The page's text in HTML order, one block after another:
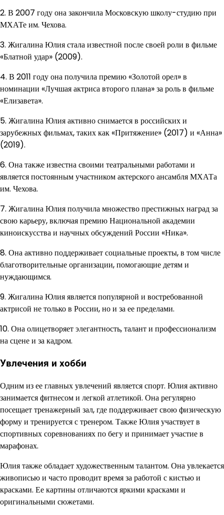
2. В 2007 году она закончила Московскую школу-студию при
МХАТе им. Чехова.
3. Жигалина Юлия стала известной после своей роли в фильме
«Блатной удар» (2009).
4. В 2011 году она получила премию «Золотой орел» в
номинации «Лучшая актриса второго плана» за роль в фильме
«Елизавета».
5. Жигалина Юлия активно снимается в российских и
зарубежных фильмах, таких как «Притяжение» (2017) и «Анна»
(2019).
6. Она также известна своими театральными работами и
является постоянным участником актерского ансамбля МХАТа
им. Чехова.
7. Жигалина Юлия получила множество престижных наград за
свою карьеру, включая премию Национальной академии
киноискусства и научных обсуждений России «Ника».
8. Она активно поддерживает социальные проекты, в том числе
благотворительные организации, помогающие детям и
нуждающимся.
9. Жигалина Юлия является популярной и востребованной
актрисой не только в России, но и за ее пределами.
10. Она олицетворяет элегантность, талант и профессионализм
на сцене и за кадром.
Увлечения и хобби
Одним из ее главных увлечений является спорт. Юлия активно
занимается фитнесом и легкой атлетикой. Она регулярно
посещает тренажерный зал, где поддерживает свою физическую
форму и тренируется с тренером. Также Юлия участвует в
спортивных соревнованиях по бегу и принимает участие в
марафонах.
Юлия также обладает художественным талантом. Она увлекается
живописью и часто проводит время за работой с кистью и
красками. Ее картины отличаются яркими красками и
оригинальными сюжетами.